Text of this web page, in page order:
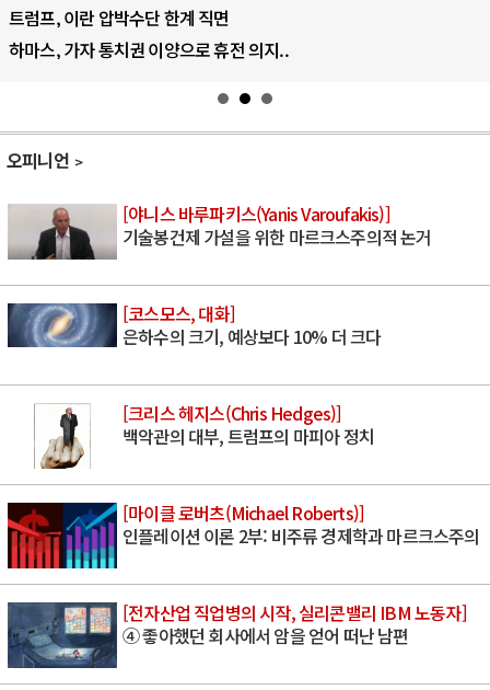
트럼프, 이란 압박수단 한계 직면
하마스, 가자 통치권 이양으로 휴전 의지..
오피니언
[야니스 바루파키스(Yanis Varoufakis)]
기술봉건제 가설을 위한 마르크스주의적 논거
[코스모스, 대화]
은하수의 크기, 예상보다 10% 더 크다
[크리스 헤지스(Chris Hedges)]
백악관의 대부, 트럼프의 마피아 정치
[마이클 로버츠(Michael Roberts)]
인플레이션 이론 2부: 비주류 경제학과 마르크스주의
[전자산업 직업병의 시작, 실리콘밸리 IBM 노동자]
④ 좋아했던 회사에서 암을 얻어 떠난 남편